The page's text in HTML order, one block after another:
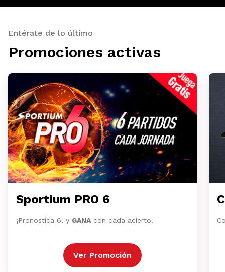
Entérate de lo último
Promociones activas
Sportium PRO 6
¡Pronostica 6, y GANA con cada acierto!
Ver Promoción